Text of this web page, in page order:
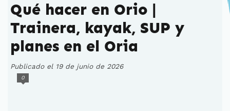
Qué hacer en Orio |
Trainera, kayak, SUP y
planes en el Oria
Publicado el 19 de junio de 2026
0